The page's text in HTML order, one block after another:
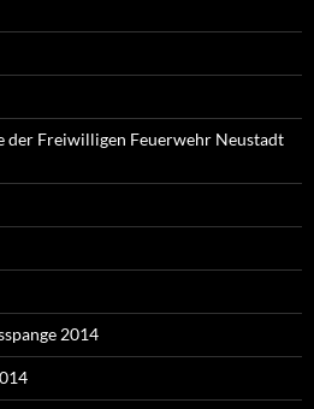
der Freiwilligen Feuerwehr Neustadt
2014